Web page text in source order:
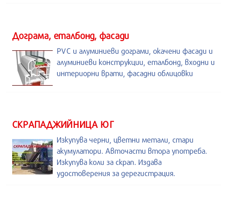
Дограма, еталбонд, фасади
PVC и алуминиеви дограми, окачени фасади и
алуминиеви конструкции, еталбонд, входни и
интериорни врати, фасадни облицовки
СКРАПАДЖИЙНИЦА ЮГ
Изкупува черни, цветни метали, стари
акумулатори. Авточасти втора употреба.
Изкупува коли за скрап. Издава
удостоверения за дерегистрация.